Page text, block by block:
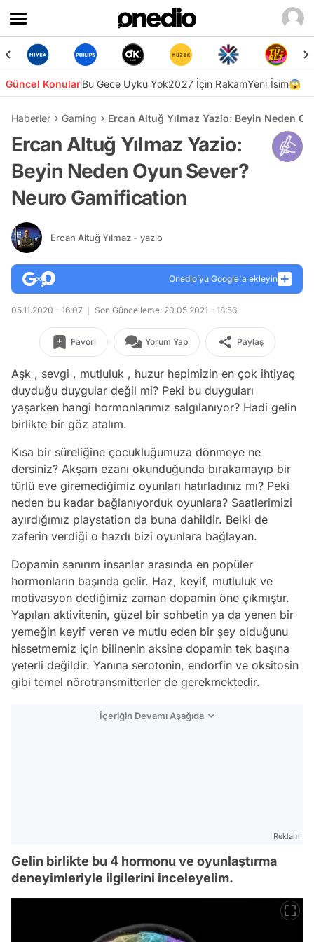
Güncel KonularBu Gece Uyku Yok2027 İçin RakamYeni İsim😱
Haberler Gaming Ercan Altuğ Yılmaz Yazio: Beyin Neden
Ercan Altuğ Yılmaz Yazio:
Beyin Neden Oyun Sever?
Neuro Gamification
Ercan Altuğ Yılmaz - yazio
Onedio’yu Google'a ekleyin
05.11.2020 - 16:07 Son Güncelleme: 20.05.2021 - 18:56
Favori Yorum Yap Paylaş
Aşk , sevgi , mutluluk , huzur hepimizin en çok ihtiyaç
duyduğu duygular değil mi? Peki bu duyguları
yaşarken hangi hormonlarımız salgılanıyor? Hadi gelin
birlikte bir göz atalım.
Kısa bir süreliğine çocukluğumuza dönmeye ne
dersiniz? Akşam ezanı okunduğunda bırakamayıp bir
türlü eve giremediğimiz oyunları hatırladınız mı? Peki
neden bu kadar bağlanıyorduk oyunlara? Saatlerimizi
ayırdığımız playstation da buna dahildir. Belki de
zaferin verdiği o hazdı bizi oyunlara bağlayan.
Dopamin sanırım insanlar arasında en popüler
hormonların başında gelir. Haz, keyif, mutluluk ve
motivasyon dediğimiz zaman dopamin öne çıkmıştır.
Yapılan aktivitenin, güzel bir sohbetin ya da yenen bir
yemeğin keyif veren ve mutlu eden bir şey olduğunu
hissetmemiz için bilinenin aksine dopamin tek başına
yeterli değildir. Yanına serotonin, endorfin ve oksitosin
gibi temel nörotransmitterler de gerekmektedir.
İçeriğin Devamı Aşağıda
Reklam
Gelin birlikte bu 4 hormonu ve oyunlaştırma
deneyimleriyle ilgilerini inceleyelim.